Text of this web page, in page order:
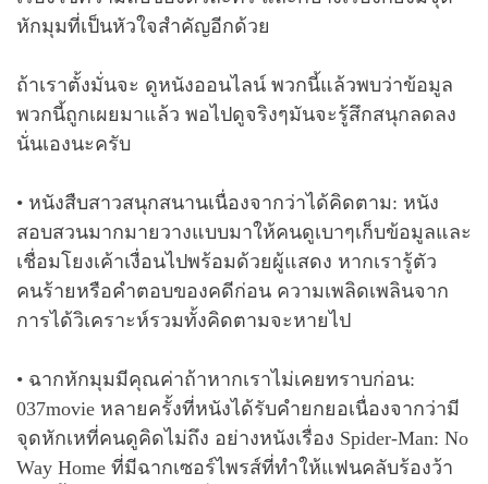
หักมุมที่เป็นหัวใจสำคัญอีกด้วย
ถ้าเราตั้งมั่นจะ ดูหนังออนไลน์ พวกนี้แล้วพบว่าข้อมูล
พวกนี้ถูกเผยมาแล้ว พอไปดูจริงๆมันจะรู้สึกสนุกลดลง
นั่นเองนะครับ
• หนังสืบสาวสนุกสนานเนื่องจากว่าได้คิดตาม: หนัง
สอบสวนมากมายวางแบบมาให้คนดูเบาๆเก็บข้อมูลและ
เชื่อมโยงเค้าเงื่อนไปพร้อมด้วยผู้แสดง หากเรารู้ตัว
คนร้ายหรือคำตอบของคดีก่อน ความเพลิดเพลินจาก
การได้วิเคราะห์รวมทั้งคิดตามจะหายไป
• ฉากหักมุมมีคุณค่าถ้าหากเราไม่เคยทราบก่อน:
037movie หลายครั้งที่หนังได้รับคำยกยอเนื่องจากว่ามี
จุดหักเหที่คนดูคิดไม่ถึง อย่างหนังเรื่อง Spider-Man: No
Way Home ที่มีฉากเซอร์ไพรส์ที่ทำให้แฟนคลับร้องว้า